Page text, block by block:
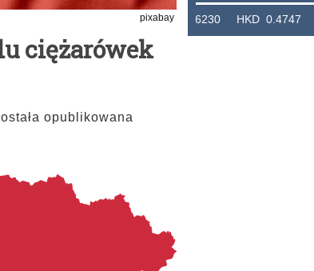
pixabay
ciężarówek
opublikowana
USD 3.7236 AUD 2.6230 HKD 0.4747